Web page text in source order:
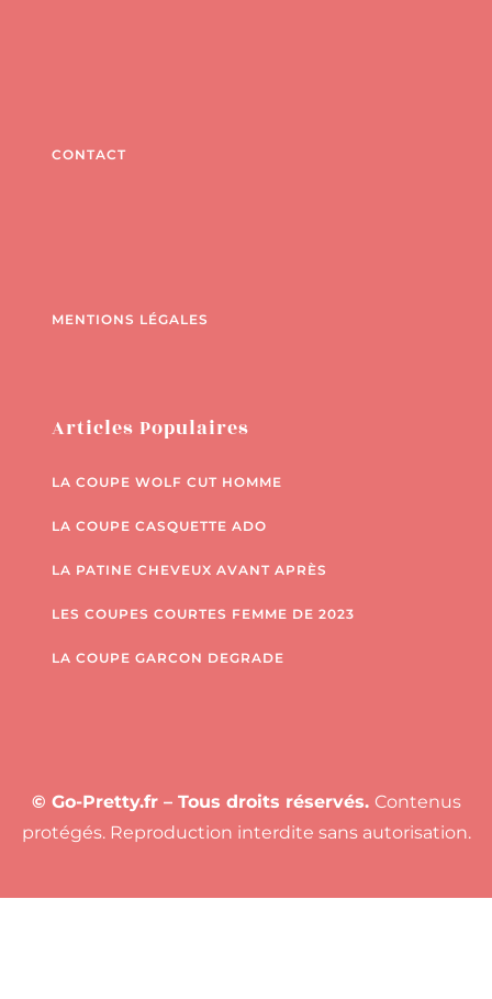
CONTACT
MENTIONS LÉGALES
Articles Populaires
LA COUPE WOLF CUT HOMME
LA COUPE CASQUETTE ADO
LA PATINE CHEVEUX AVANT APRÈS
LES COUPES COURTES FEMME DE 2023
LA COUPE GARCON DEGRADE
© Go-Pretty.fr – Tous droits réservés. Contenus
protégés. Reproduction interdite sans autorisation.